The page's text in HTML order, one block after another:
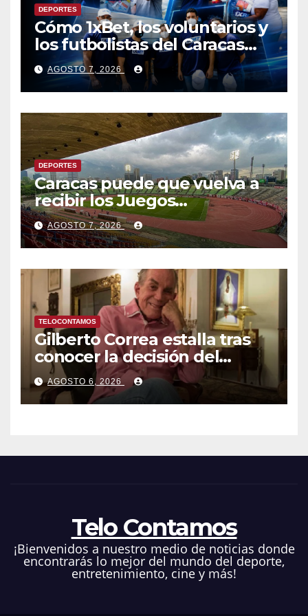
DEPORTES
Cómo 1xBet, los voluntarios y
los futbolistas del Caracas
Fútbol Club juntaron fuerzas
para ayudar a las familias de
Venezuela
AGOSTO 7, 2026
DEPORTES
Caracas puede que vuelva a
recibir los Juegos
Centroamericanos y del
Caribe tras mas de 70 años
AGOSTO 7, 2026
TELOCONTAMOS
Gilberto Correa estalla tras
conocer la decisión del
tribunal en su caso
AGOSTO 6, 2026
Telo Contamos
¡Bienvenidos a nuestro medio de noticias donde
encontrarás lo mejor del mundo del deporte,
entretenimiento, cine y más!